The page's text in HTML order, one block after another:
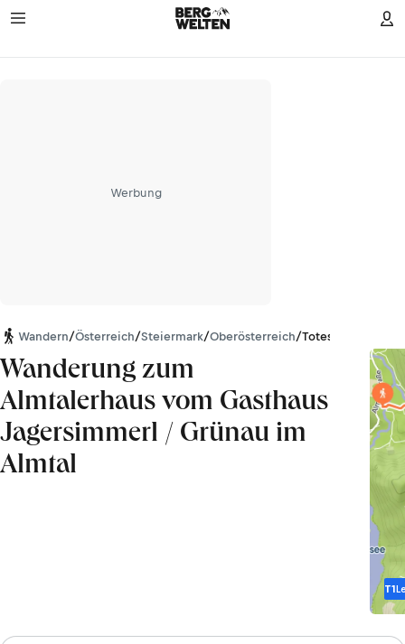
Werbung
Wandern/Österreich/Steiermark/Oberösterreich/Totes Gebirge
Wanderung zum
Almtalerhaus vom Gasthaus
Jagersimmerl / Grünau im
Almtal
T1